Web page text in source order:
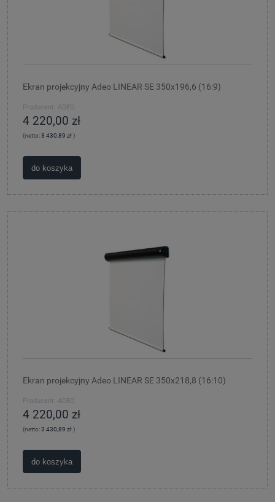
Ekran projekcyjny Adeo LINEAR SE 350x196,6 (16:9)
Producent: ADEO
4 220,00 zł
(netto:3 430,89 zł)
do koszyka
Ekran projekcyjny Adeo LINEAR SE 350x218,8 (16:10)
Producent: ADEO
4 220,00 zł
(netto:3 430,89 zł)
do koszyka